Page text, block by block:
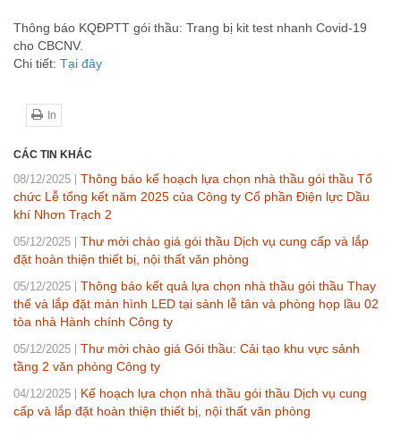
Thông báo KQĐPTT gói thầu: Trang bị kit test nhanh Covid-19
cho CBCNV.
Chi tiết: Tại đây
In
CÁC TIN KHÁC
08/12/2025
Thông báo kế hoạch lựa chọn nhà thầu gói thầu Tổ
chức Lễ tổng kết năm 2025 của Công ty Cổ phần Điện lực Dầu
khí Nhơn Trạch 2
05/12/2025
Thư mời chào giá gói thầu Dịch vụ cung cấp và lắp
đặt hoàn thiện thiết bị, nội thất văn phòng
05/12/2025
Thông báo kết quả lựa chọn nhà thầu gói thầu Thay
thế và lắp đặt màn hình LED tại sảnh lễ tân và phòng họp lầu 02
tòa nhà Hành chính Công ty
05/12/2025
Thư mời chào giá Gói thầu: Cải tạo khu vực sảnh
tầng 2 văn phòng Công ty
04/12/2025
Kế hoạch lựa chọn nhà thầu gói thầu Dịch vụ cung
cấp và lắp đặt hoàn thiện thiết bị, nội thất văn phòng